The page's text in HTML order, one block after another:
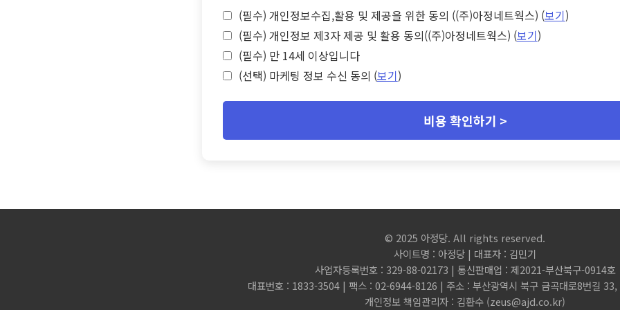
(필수) 개인정보수집,활용 및 제공을 위한 동의 ((주)아정네트웍스) (보기)
(필수) 개인정보 제3자 제공 및 활용 동의((주)아정네트웍스) (보기)
(필수) 만 14세 이상입니다
(선택) 마케팅 정보 수신 동의 (보기)
비용 확인하기 >
© 2025 아정당. All rights reserved.
사이트명 : 아정당 | 대표자 : 김민기
사업자등록번호 : 329-88-02173 | 통신판매업 : 제2021-부산북구-0914호
대표번호 : 1833-3504 | 팩스 : 02-6944-8126 | 주소 : 부산광역시 북구 금곡대로8번길 33,
개인정보 책임관리자 : 김환수 (zeus@ajd.co.kr)